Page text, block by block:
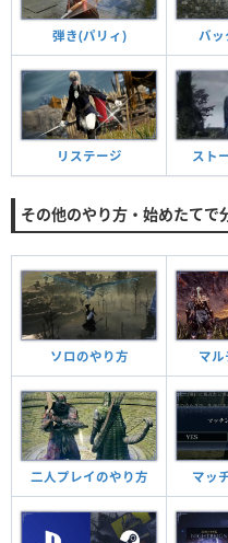
弾き(パリィ) バッ
リステージ スト
その他のやり方・始めたてで
ソロのやり方 マ
二人プレイのやり方 マッ